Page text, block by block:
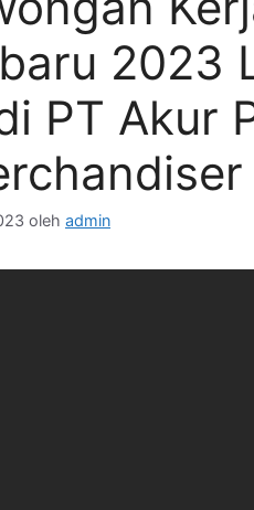
2023
PT Akur
oleh admin